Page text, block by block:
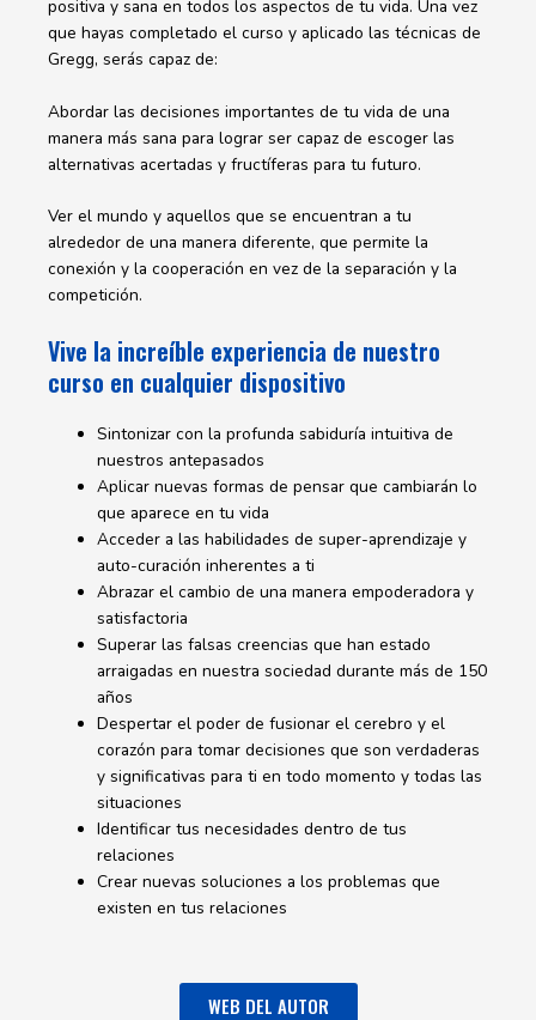
positiva y sana en todos los aspectos de tu vida. Una vez
que hayas completado el curso y aplicado las técnicas de
Gregg, serás capaz de:
Abordar las decisiones importantes de tu vida de una
manera más sana para lograr ser capaz de escoger las
alternativas acertadas y fructíferas para tu futuro.
Ver el mundo y aquellos que se encuentran a tu
alrededor de una manera diferente, que permite la
conexión y la cooperación en vez de la separación y la
competición.
Vive la increíble experiencia de nuestro
curso en cualquier dispositivo
Sintonizar con la profunda sabiduría intuitiva de
nuestros antepasados
Aplicar nuevas formas de pensar que cambiarán lo
que aparece en tu vida
Acceder a las habilidades de super-aprendizaje y
auto-curación inherentes a ti
Abrazar el cambio de una manera empoderadora y
satisfactoria
Superar las falsas creencias que han estado
arraigadas en nuestra sociedad durante más de 150
años
Despertar el poder de fusionar el cerebro y el
corazón para tomar decisiones que son verdaderas
y significativas para ti en todo momento y todas las
situaciones
Identificar tus necesidades dentro de tus
relaciones
Crear nuevas soluciones a los problemas que
existen en tus relaciones
WEB DEL AUTOR